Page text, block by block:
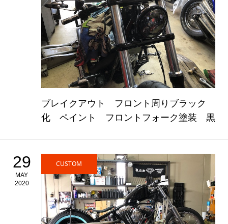
ブレイクアウト フロント周りブラック
化 ペイント フロントフォーク塗装 黒
29
MAY
2020
CUSTOM